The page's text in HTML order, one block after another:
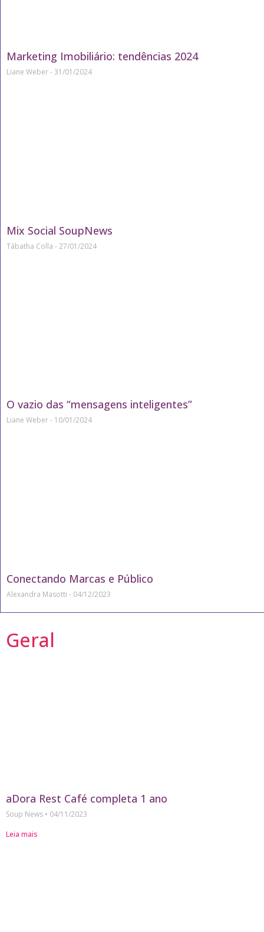
Marketing Imobiliário: tendências 2024
Liane Weber 31/01/2024
Mix Social SoupNews
Tábatha Colla 27/01/2024
O vazio das “mensagens inteligentes”
Liane Weber 10/01/2024
Conectando Marcas e Público
Alexandra Masotti 04/12/2023
Geral
aDora Rest Café completa 1 ano
Soup News
04/11/2023
Leia mais